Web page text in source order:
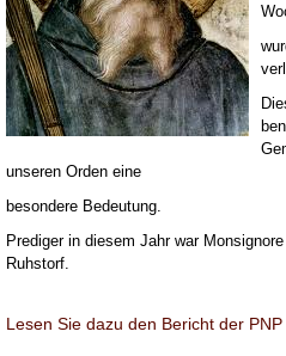
unseren Orden eine
besondere Bedeutung.
Prediger in diesem Jahr war
Ruhstorf.
Lesen Sie dazu den Bericht der